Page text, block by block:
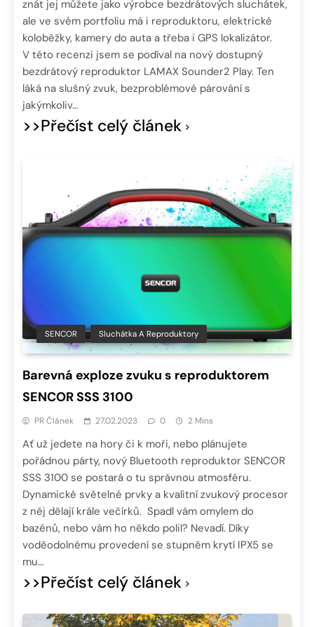
znát jej můžete jako výrobce bezdrátových sluchátek,
ale ve svém portfoliu má i reproduktoru, elektrické
koloběžky, kamery do auta a třeba i GPS lokalizátor.
V této recenzi jsem se podíval na nový dostupný
bezdrátový reproduktor LAMAX Sounder2 Play. Ten
láká na slušný zvuk, bezproblémové párování s
jakýmkoliv…
>>Přečíst celý článek
SENCOR Sluchátka A Reproduktory
Barevná exploze zvuku s reproduktorem
SENCOR SSS 3100
PR Článek 27.02.2023 0 2 Mins
Ať už jedete na hory či k moři, nebo plánujete
pořádnou párty, nový Bluetooth reproduktor SENCOR
SSS 3100 se postará o tu správnou atmosféru.
Dynamické světelné prvky a kvalitní zvukový procesor
z něj dělají krále večírků. Spadl vám omylem do
bazénů, nebo vám ho někdo polil? Nevadí. Díky
voděodolnému provedení se stupněm krytí IPX5 se
mu…
>>Přečíst celý článek